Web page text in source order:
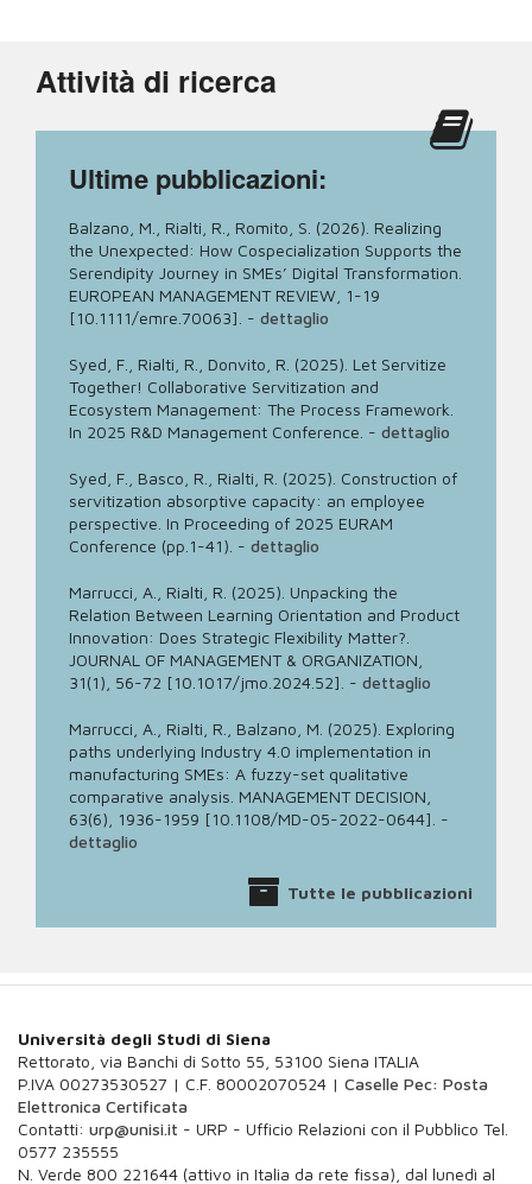
Attività di ricerca
Ultime pubblicazioni:
Balzano, M., Rialti, R., Romito, S. (2026). Realizing
the Unexpected: How Cospecialization Supports the
Serendipity Journey in SMEs’ Digital Transformation.
EUROPEAN MANAGEMENT REVIEW, 1-19
[10.1111/emre.70063]. - dettaglio
Syed, F., Rialti, R., Donvito, R. (2025). Let Servitize
Together! Collaborative Servitization and
Ecosystem Management: The Process Framework.
In 2025 R&D Management Conference. - dettaglio
Syed, F., Basco, R., Rialti, R. (2025). Construction of
servitization absorptive capacity: an employee
perspective. In Proceeding of 2025 EURAM
Conference (pp.1-41). - dettaglio
Marrucci, A., Rialti, R. (2025). Unpacking the
Relation Between Learning Orientation and Product
Innovation: Does Strategic Flexibility Matter?.
JOURNAL OF MANAGEMENT & ORGANIZATION,
31(1), 56-72 [10.1017/jmo.2024.52]. - dettaglio
Marrucci, A., Rialti, R., Balzano, M. (2025). Exploring
paths underlying Industry 4.0 implementation in
manufacturing SMEs: A fuzzy-set qualitative
comparative analysis. MANAGEMENT DECISION,
63(6), 1936-1959 [10.1108/MD-05-2022-0644]. -
dettaglio
Tutte le pubblicazioni
Università degli Studi di Siena
Rettorato, via Banchi di Sotto 55, 53100 Siena ITALIA
P.IVA 00273530527 | C.F. 80002070524 | Caselle Pec: Posta
Elettronica Certificata
Contatti: urp@unisi.it - URP - Ufficio Relazioni con il Pubblico Tel.
0577 235555
N. Verde 800 221644 (attivo in Italia da rete fissa), dal lunedì al